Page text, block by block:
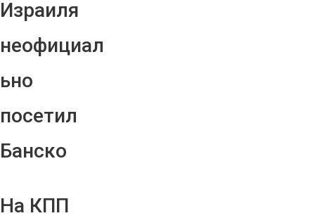
Израиля
неофициал
ьно
посетил
Банско
На КПП